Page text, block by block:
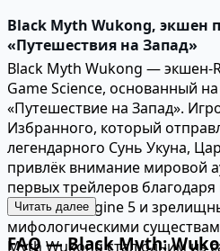
Black Myth Wukong, экшен
«Путешествия на Запад»
Black Myth Wukong — экшен-
Game Science, основанный
«Путешествие на Запад».
Избранного, который
легендарного Сунь Укуна,
привлёк внимание мировой
первых трейлеров
на Unreal Engine 5 и
мифологическими
Myth Wukong стал одним из
Читать далее
FAQ — Black Myth: